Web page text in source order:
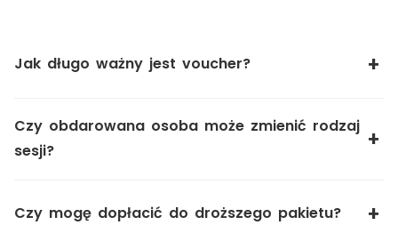
Jak długo ważny jest voucher?
Czy obdarowana osoba może zmienić rodzaj
sesji?
Czy mogę dopłacić do droższego pakietu?